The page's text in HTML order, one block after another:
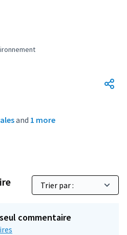
et environnement
and 1 more
commentaire